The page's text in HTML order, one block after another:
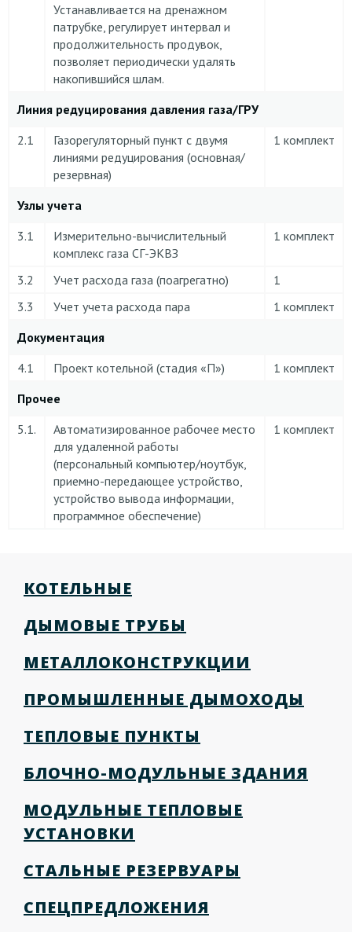
Устанавливается на дренажном
патрубке, регулирует интервал и
продолжительность продувок,
позволяет периодически удалять
накопившийся шлам.
Линия редуцирования давления газа/ГРУ
2.1
Газорегуляторный пункт с двумя
линиями редуцирования (основная/
резервная)
1 комплект
Узлы учета
3.1
Измерительно-вычислительный
комплекс газа СГ-ЭКВЗ
1 комплект
3.2 Учет расхода газа (поагрегатно)
1
3.3
Учет учета расхода пара
1 комплект
Документация
4.1
Проект котельной (стадия «П»)
1 комплект
Прочее
5.1.
Автоматизированное рабочее место
для удаленной работы
(персональный компьютер/ноутбук,
приемно-передающее устройство,
устройство вывода информации,
программное обеспечение)
1 комплект
КОТЕЛЬНЫЕ
ДЫМОВЫЕ ТРУБЫ
МЕТАЛЛОКОНСТРУКЦИИ
ПРОМЫШЛЕННЫЕ ДЫМОХОДЫ
ТЕПЛОВЫЕ ПУНКТЫ
БЛОЧНО-МОДУЛЬНЫЕ ЗДАНИЯ
МОДУЛЬНЫЕ ТЕПЛОВЫЕ
УСТАНОВКИ
СТАЛЬНЫЕ РЕЗЕРВУАРЫ
СПЕЦПРЕДЛОЖЕНИЯ